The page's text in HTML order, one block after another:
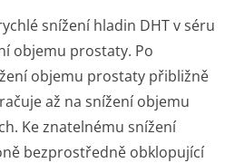
snížení hladin DHT v séru
objemu prostaty. Po
objemu prostaty přibližně
až na snížení objemu
Ke znatelnému snížení
bezprostředně obklopující